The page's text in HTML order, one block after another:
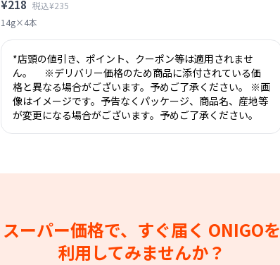
¥218 税込¥235
14g×4本
*店頭の値引き、ポイント、クーポン等は適用されませ
ん。 ※デリバリー価格のため商品に添付されている価
格と異なる場合がございます。予めご了承ください。 ※画
像はイメージです。予告なくパッケージ、商品名、産地等
が変更になる場合がございます。予めご了承ください。
スーパー価格で、すぐ届く ONIGOを
利用してみませんか？